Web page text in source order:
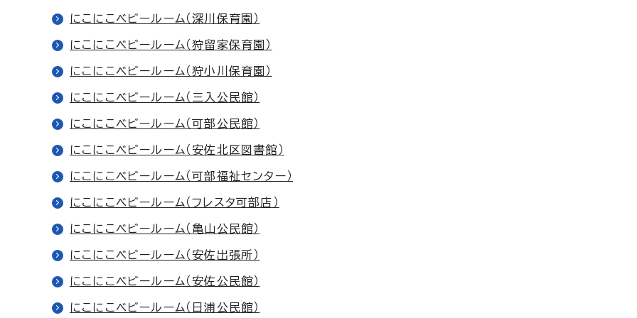
にこにこベビールーム（深川保育園）
にこにこベビールーム（狩留家保育園）
にこにこベビールーム（狩小川保育園）
にこにこベビールーム（三入公民館）
にこにこベビールーム（可部公民館）
にこにこベビールーム（安佐北区図書館）
にこにこベビールーム（可部福祉センター）
にこにこベビールーム（フレスタ可部店）
にこにこベビールーム（亀山公民館）
にこにこベビールーム（安佐出張所）
にこにこベビールーム（安佐公民館）
にこにこベビールーム（日浦公民館）